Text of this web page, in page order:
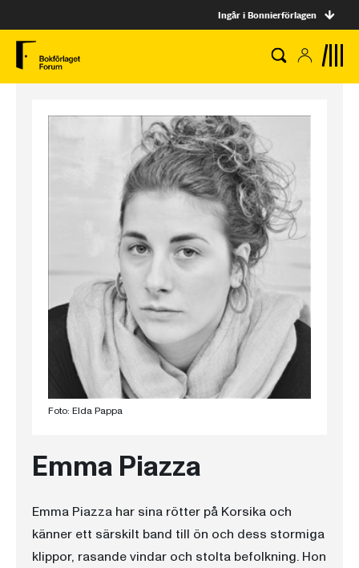
Ingår i Bonnierförlagen
Foto: Elda Pappa
Emma Piazza
Emma Piazza har sina rötter på Korsika och
känner ett särskilt band till ön och dess stormiga
klippor, rasande vindar och stolta befolkning. Hon